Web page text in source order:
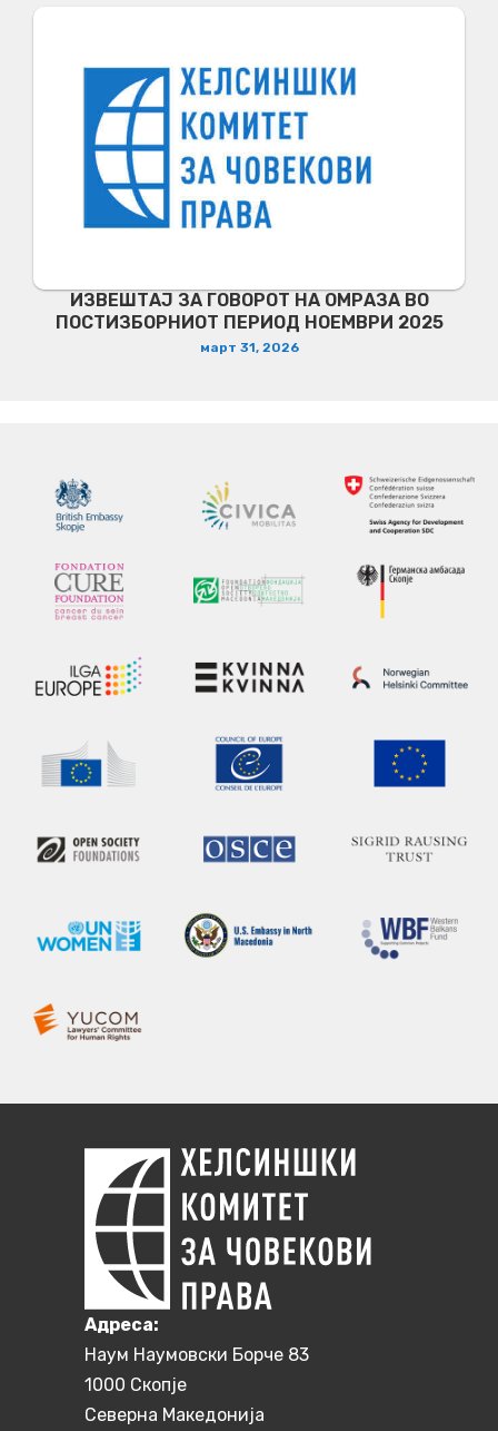
ИЗВЕШТАЈ ЗА ГОВОРОТ НА ОМРАЗА ВО
ПОСТИЗБОРНИОТ ПЕРИОД НОЕМВРИ 2025
март 31, 2026
Aдреса:
Наум Наумовски Борче 83
1000 Скопје
Северна Македонија